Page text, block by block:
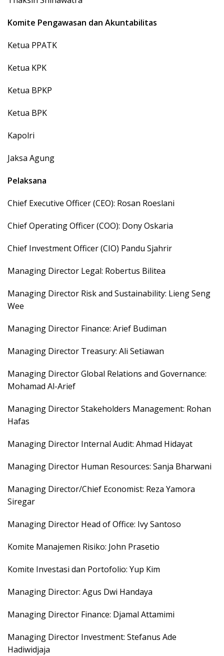
Komite Pengawasan dan Akuntabilitas
Ketua PPATK
Ketua KPK
Ketua BPKP
Ketua BPK
Kapolri
Jaksa Agung
Pelaksana
Chief Executive Officer (CEO): Rosan Roeslani
Chief Operating Officer (COO): Dony Oskaria
Chief Investment Officer (CIO) Pandu Sjahrir
Managing Director Legal: Robertus Bilitea
Managing Director Risk and Sustainability: Lieng Seng
Wee
Managing Director Finance: Arief Budiman
Managing Director Treasury: Ali Setiawan
Managing Director Global Relations and Governance:
Mohamad Al-Arief
Managing Director Stakeholders Management: Rohan
Hafas
Managing Director Internal Audit: Ahmad Hidayat
Managing Director Human Resources: Sanja Bharwani
Managing Director/Chief Economist: Reza Yamora
Siregar
Managing Director Head of Office: Ivy Santoso
Komite Manajemen Risiko: John Prasetio
Komite Investasi dan Portofolio: Yup Kim
Managing Director: Agus Dwi Handaya
Managing Director Finance: Djamal Attamimi
Managing Director Investment: Stefanus Ade
Hadiwidjaja